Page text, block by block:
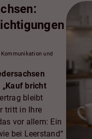
und
„Kauf bricht
bleibt
tritt in Ihre
vor allem: Ein
bei Leerstand“